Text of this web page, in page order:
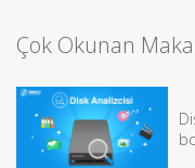
Çok Okunan